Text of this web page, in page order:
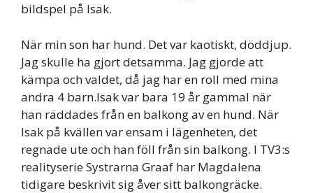
bildspel på Isak.
När min son har hund. Det var kaotiskt, döddjup.
Jag skulle ha gjort detsamma. Jag gjorde att
kämpa och valdet, då jag har en roll med mina
andra 4 barn.Isak var bara 19 år gammal när
han räddades från en balkong av en hund. När
Isak på kvällen var ensam i lägenheten, det
regnade ute och han föll från sin balkong. I TV3:s
realityserie Systrarna Graaf har Magdalena
tidigare beskrivit sig åver sitt balkongräcke.